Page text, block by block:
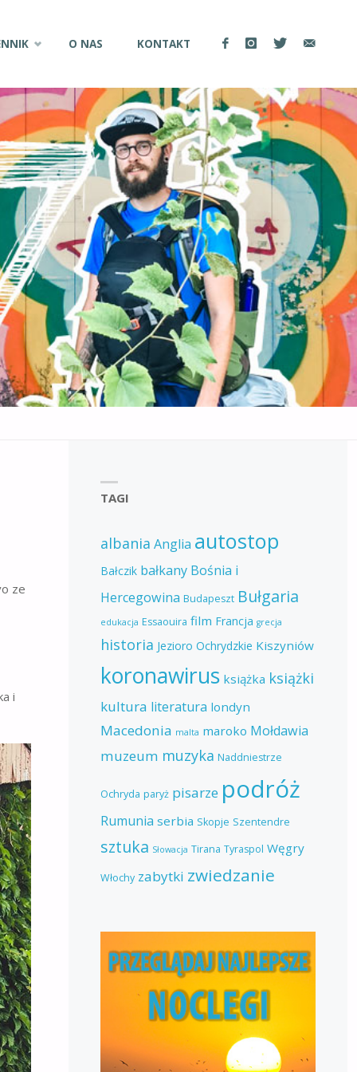
O NAS KONTAKT
ze
i
TAGI
albania Anglia autostop
Bałczik bałkany Bośnia i
Hercegowina Budapeszt Bułgaria
edukacja Essaouira film Francja grecja
historia Jezioro Ochrydzkie Kiszyniów
koronawirus książka książki
kultura literatura londyn
Macedonia malta maroko Mołdawia
muzeum muzyka Naddniestrze
Ochryda paryż pisarze podróż
Rumunia serbia Skopje Szentendre
sztuka Słowacja Tirana Tyraspol Węgry
Włochy zabytki zwiedzanie